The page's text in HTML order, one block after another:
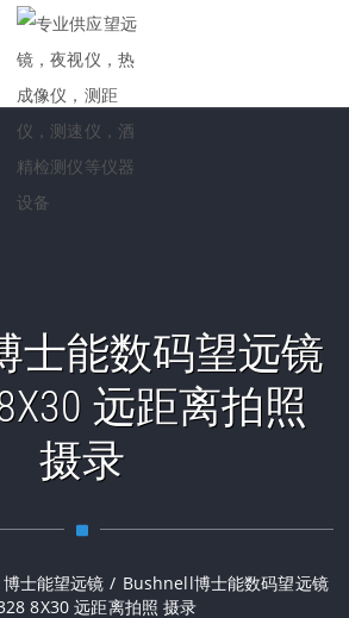
士能数码望远镜
远距离拍照
摄录
博士能望远镜 / Bushnell博士能数码望远镜
8X30 远距离拍照 摄录